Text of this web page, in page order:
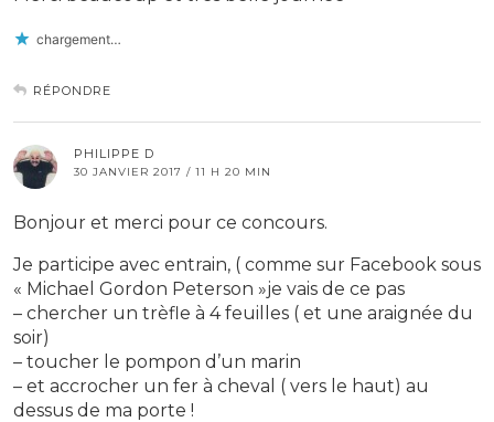
chargement…
RÉPONDRE
PHILIPPE D
30 JANVIER 2017 / 11 H 20 MIN
Bonjour et merci pour ce concours.
Je participe avec entrain, ( comme sur Facebook sous
« Michael Gordon Peterson »je vais de ce pas
– chercher un trèfle à 4 feuilles ( et une araignée du
soir)
– toucher le pompon d’un marin
– et accrocher un fer à cheval ( vers le haut) au
dessus de ma porte !